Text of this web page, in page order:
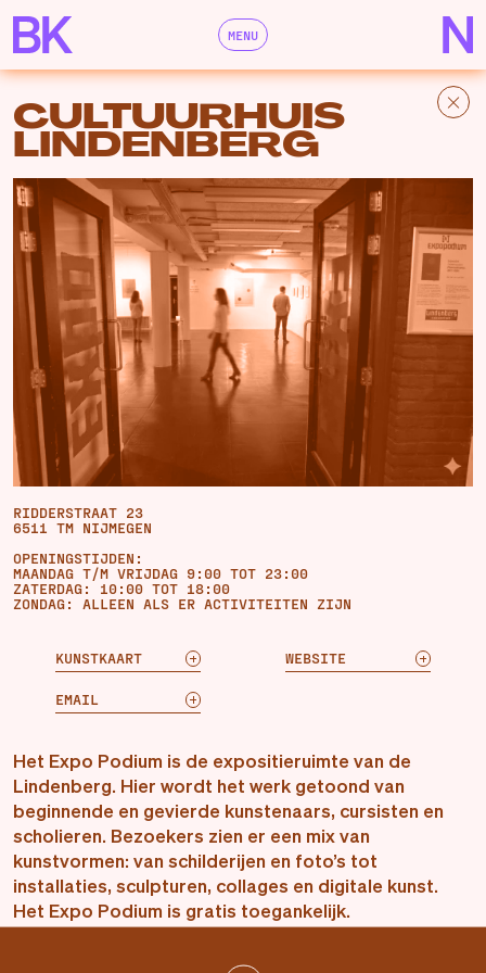
MENU
CULTUURHUIS
LINDENBERG
RIDDERSTRAAT 23
6511 TM NIJMEGEN
OPENINGSTIJDEN:
MAANDAG T/M VRIJDAG 9:00 TOT 23:00
ZATERDAG: 10:00 TOT 18:00
ZONDAG: ALLEEN ALS ER ACTIVITEITEN ZIJN
KUNSTKAART WEBSITE
EMAIL
Het Expo Podium is de expositieruimte van de
Lindenberg. Hier wordt het werk getoond van
beginnende en gevierde kunstenaars, cursisten en
scholieren. Bezoekers zien er een mix van
kunstvormen: van schilderijen en foto’s tot
installaties, sculpturen, collages en digitale kunst.
Het Expo Podium is gratis toegankelijk.